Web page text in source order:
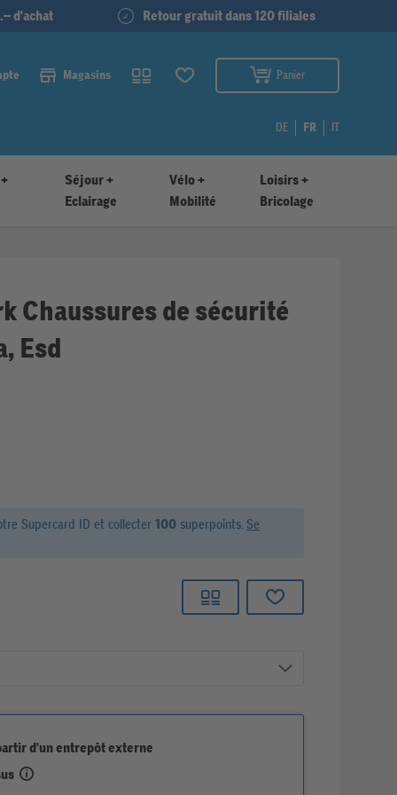
d'achat Retour gratuit dans 120 filiales
Magasins Panier
Séjour +
Eclairage
Vélo +
Mobilité
Loisirs +
Bricolage
DE FR IT
Chaussures de sécurité
Esd
Supercard ID et collecter 100 superpoints. Se
d'un entrepôt externe